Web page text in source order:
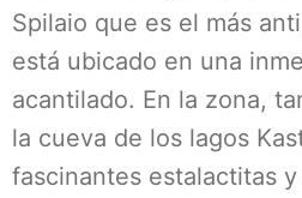
Spilaio que es el más
está ubicado en una
acantilado. En la zona,
la cueva de los lagos
fascinantes estalactitas